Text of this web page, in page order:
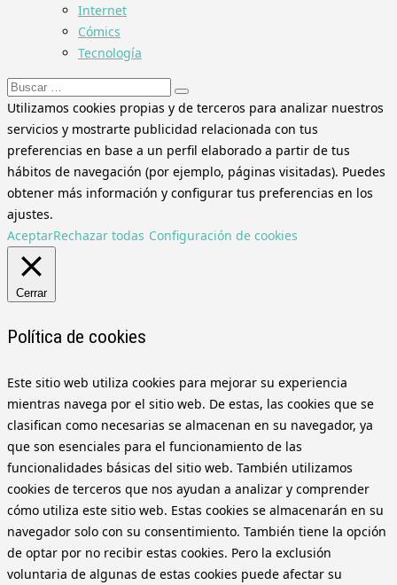
Internet
Cómics
Tecnología
Buscar:
Utilizamos cookies propias y de terceros para analizar nuestros
servicios y mostrarte publicidad relacionada con tus
preferencias en base a un perfil elaborado a partir de tus
hábitos de navegación (por ejemplo, páginas visitadas). Puedes
obtener más información y configurar tus preferencias en los
ajustes.
AceptarRechazar todas Configuración de cookies
Cerrar
Política de cookies
Este sitio web utiliza cookies para mejorar su experiencia
mientras navega por el sitio web. De estas, las cookies que se
clasifican como necesarias se almacenan en su navegador, ya
que son esenciales para el funcionamiento de las
funcionalidades básicas del sitio web. También utilizamos
cookies de terceros que nos ayudan a analizar y comprender
cómo utiliza este sitio web. Estas cookies se almacenarán en su
navegador solo con su consentimiento. También tiene la opción
de optar por no recibir estas cookies. Pero la exclusión
voluntaria de algunas de estas cookies puede afectar su